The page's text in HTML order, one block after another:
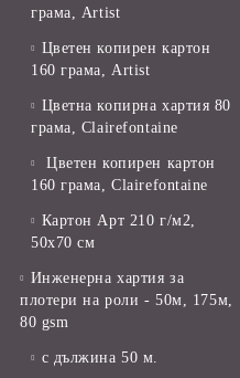
грама, Artist
Цветен копирен картон
160 грама, Artist
Цветна копирна хартия 80
грама, Clairefontaine
Цветен копирен картон
160 грама, Clairefontaine
Картон Арт 210 г/м2,
50х70 см
Инженерна хартия за
плотери на роли - 50м, 175м,
80 gsm
с дължина 50 м.